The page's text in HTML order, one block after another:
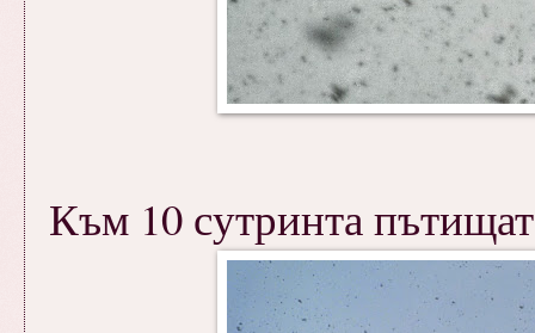
Към 10 сутринта